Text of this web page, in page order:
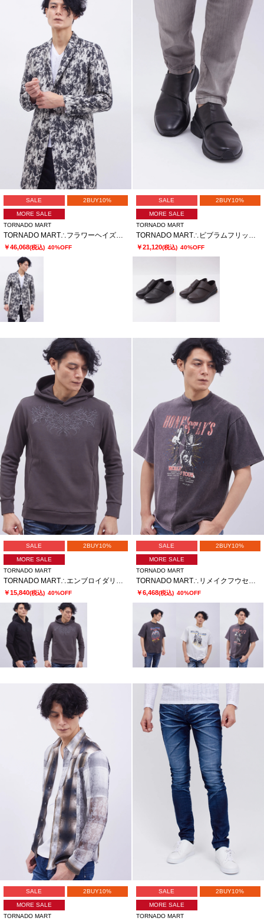
SALE 2BUY10%
MORE SALE
TORNADO MART
￥46,068(税込) 40%OFF
SALE 2BUY10%
MORE SALE
TORNADO MART
￥21,120(税込) 40%OFF
SALE 2BUY10%
MORE SALE
TORNADO MART
TORNADO MART∴エンブロイダリープルパーカー
￥15,840(税込) 40%OFF
SALE 2BUY10%
MORE SALE
TORNADO MART
TORNADO MART∴リメイクフウセイヒンソメＴシャツ
￥6,468(税込) 40%OFF
SALE 2BUY10%
MORE SALE
TORNADO MART
SALE 2BUY10%
MORE SALE
TORNADO MART